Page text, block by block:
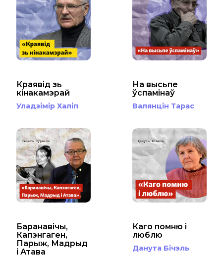
Краявід зь
кінакамэрай
Уладзімір Халіп
На высьпе
ўспамінаў
Валянцін Тарас
Баранавічы,
Капэнгаген,
Парыж, Мадрыд
і Атава
Каго помню і
люблю
Данута Бічэль